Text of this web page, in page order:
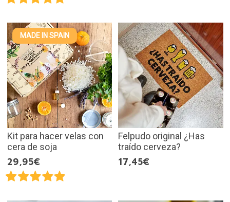
MADE IN SPAIN
Kit para hacer velas con
cera de soja
29,95€
Felpudo original ¿Has
traído cerveza?
17,45€